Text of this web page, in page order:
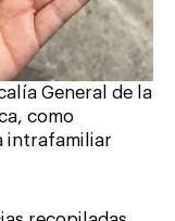
General de la
como
intrafamiliar